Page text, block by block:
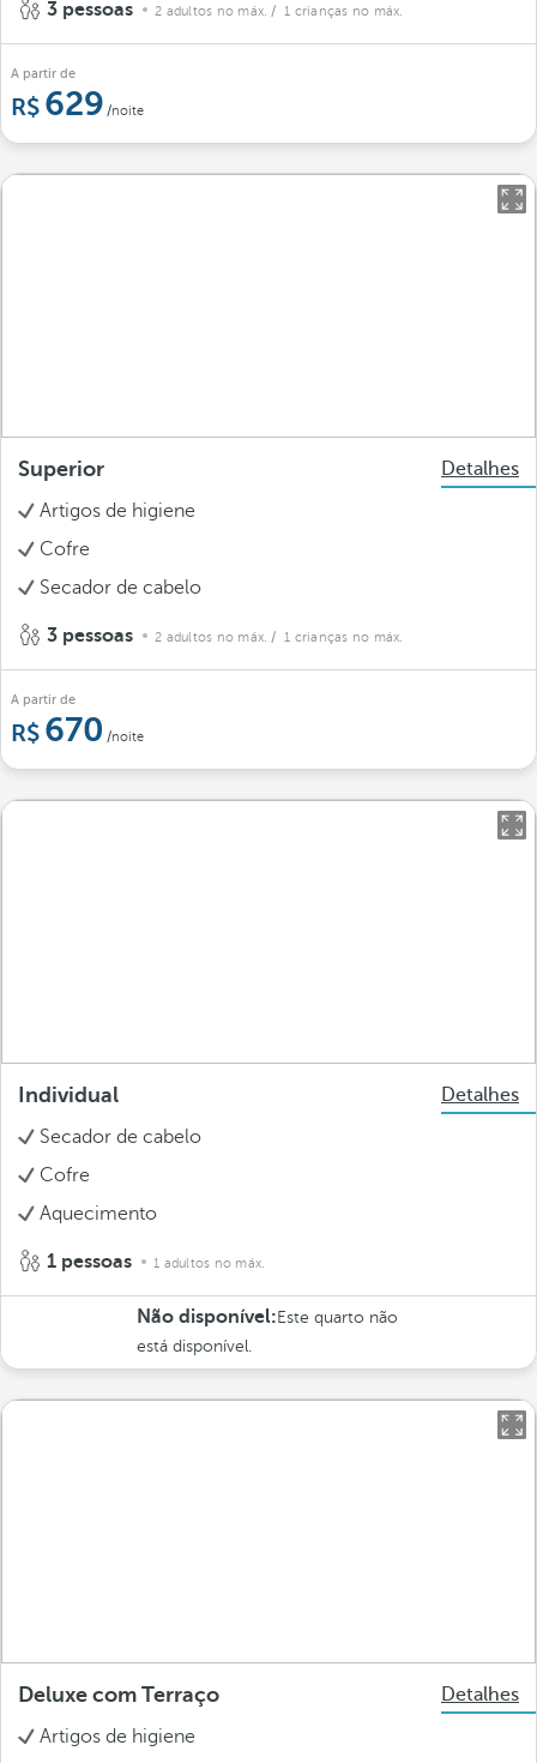
3 pessoas 2 adultos no máx. / 1 crianças no máx.
A partir de
629 /noite
Superior
Detalhes
Artigos de higiene
Cofre
Secador de cabelo
3 pessoas 2 adultos no máx. / 1 crianças no máx.
A partir de
670 /noite
Individual
Detalhes
Secador de cabelo
Cofre
Aquecimento
1 pessoas 1 adultos no máx.
Não disponível: Este quarto não
está disponível.
Deluxe com Terraço
Detalhes
Artigos de higiene